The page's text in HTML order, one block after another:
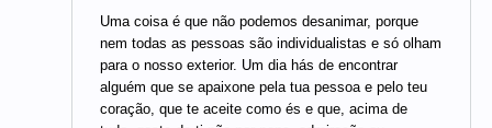
Uma coisa é que não podemos desanimar, porque
nem todas as pessoas são individualistas e só olham
para o nosso exterior. Um dia hás de encontrar
alguém que se apaixone pela tua pessoa e pelo teu
coração, que te aceite como és e que, acima de